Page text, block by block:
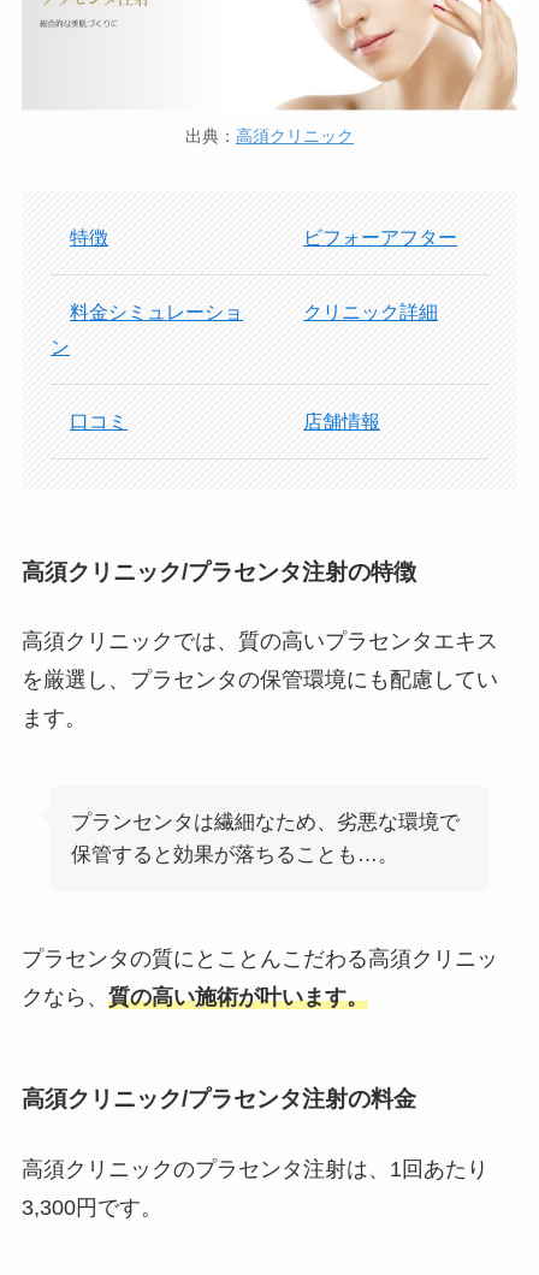
出典： 高須クリニック
特徴 ビフォーアフター
料金シミュレーショ
ン
クリニック詳細
口コミ 店舗情報
高須クリニック/プラセンタ注射の特徴
高須クリニックでは、質の高いプラセンタエキス
を厳選し、プラセンタの保管環境にも配慮してい
ます。
プランセンタは繊細なため、劣悪な環境で
保管すると効果が落ちることも…。
プラセンタの質にとことんこだわる高須クリニッ
クなら、 質の高い施術が叶います。
高須クリニック/プラセンタ注射の料金
高須クリニックのプラセンタ注射は、1回あたり
3,300円です。